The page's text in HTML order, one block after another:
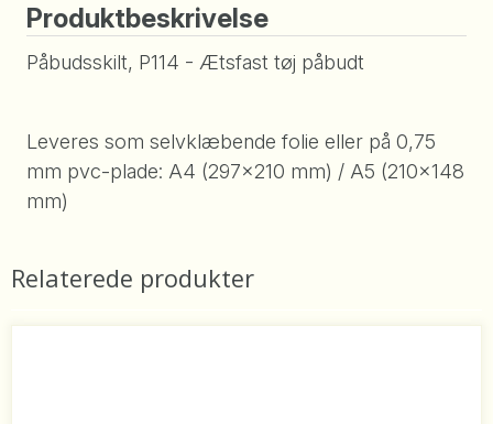
Produktbeskrivelse
Påbudsskilt, P114 - Ætsfast tøj påbudt
Leveres som selvklæbende folie eller på 0,75
mm pvc-plade: A4 (297x210 mm) / A5 (210x148
mm)
Relaterede produkter